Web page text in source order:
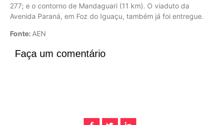
277; e o contorno de Mandaguari (11 km). O viaduto da
Avenida Paraná, em Foz do Iguaçu, também já foi entregue.
Fonte: AEN
Faça um comentário